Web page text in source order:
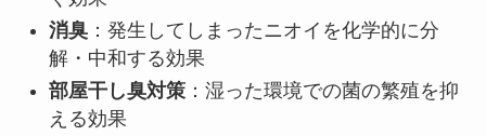
消臭：発生してしまったニオイを化学的に分
解・中和する効果
部屋干し臭対策：湿った環境での菌の繁殖を抑
える効果